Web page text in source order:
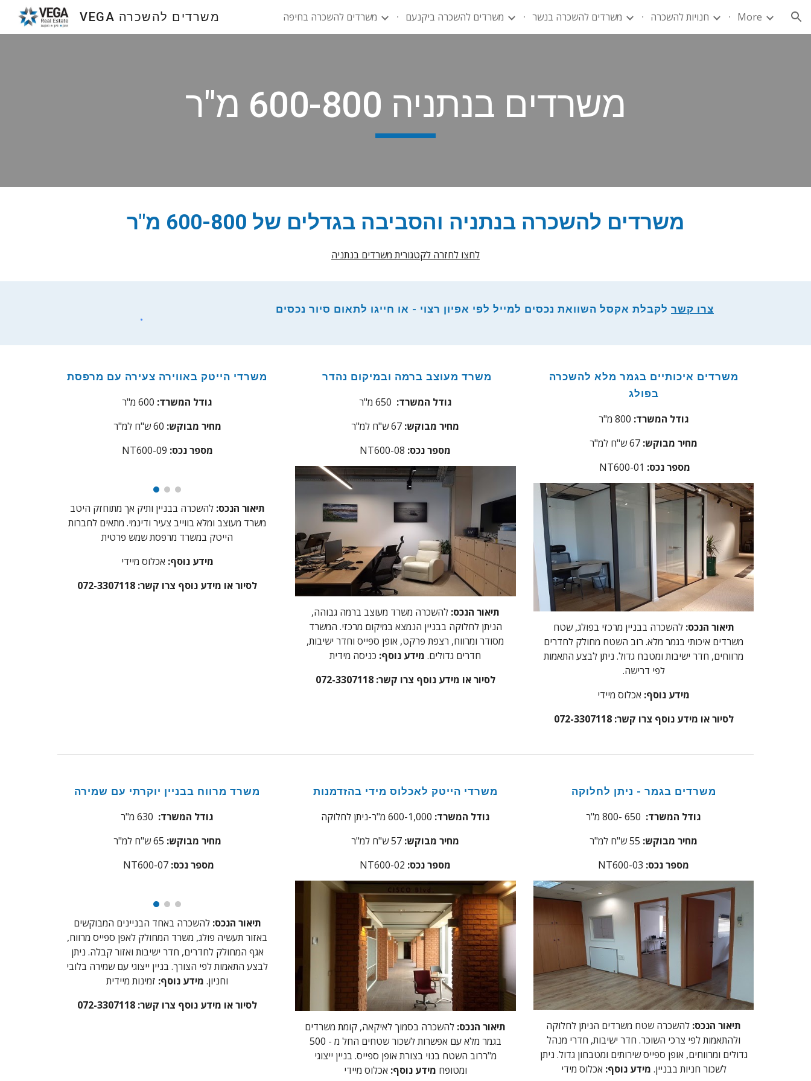
Skip to main content Skip to navigation VEGA משרדים להשכרה משרדים להשכרה בחיפה משרדים להשכרה ביקנעם משרדים להשכרה בנשר חנויות להשכרה More
משרדים בנתניה 600-800 מ"ר
משרדים להשכרה בנתניה והסביבה בגדלים של 600-800 מ"ר
לחצו לחזרה לקטגורית משרדים בנתניה
צרו קשר לקבלת אקסל השוואת נכסים למייל לפי אפיון רצוי - או חייגו לתאום סיור נכסים
משרדי הייטק באווירה צעירה עם מרפסת
גודל המשרד:
מחיר מבוקש: 60ש"ח למ"ר
מספר נכס:
NT600-09
תיאור הנכס:להשכרה בבניין ותיק אך מתוחזק היטב
משרד מעוצב ומלא בווייב צעיר ודינמי. מתאים לחברות
הייטק במשרד מרפסת שמש פרטית
מידע נוסף: אכלוס מיידי
לסיור או מידע נוסף צרו קשר: 072-3307118
משרד מעוצב ברמה ובמיקום נהדר
גודל המשרד:
מחיר מבוקש: 67ש"ח למ"ר
מספר נכס: NT600-08
תיאור הנכס:להשכרה משרד מעוצב ברמה גבוהה,
הניתן לחלוקה בבניין הנמצא במיקום מרכזי. המשרד
מסודר ומרווח, רצפת פרקט, אופן ספייס וחדר ישיבות,
חדרים גדולים. מידע נוסף: כניסה מידית
לסיור או מידע נוסף צרו קשר: 072-3307118
משרדים איכותיים בגמר מלא להשכרה
בפולג
גודל המשרד:
מחיר מבוקש:
67 ש"ח למ"ר
מספר נכס: NT600-01
תיאור הנכס:להשכרה בבניין מרכזי בפולג, שטח
משרדים איכותי בגמר מלא. רוב השטח מחולק לחדרים
מרווחים, חדר ישיבות ומטבח גדול. ניתן לבצע התאמות
לפי דרישה.
מידע נוסף: אכלוס מיידי
לסיור או מידע נוסף צרו קשר: 072-3307118
משרד מרווח בבניין יוקרתי עם שמירה
גודל המשרד:
מחיר מבוקש: 65ש"ח למ"ר
מספר נכס:
NT600-07
תיאור הנכס:להשכרה באחד הבניינים המבוקשים
באזור תעשיה פולג, משרד המחולק לאפן ספייס מרווח,
אגף המחולק לחדרים, חדר ישיבות ואזור קבלה. ניתן
לבצע התאמות לפי הצורך. בניין ייצוגי עם שמירה בלובי
וחניון. מידע נוסף: זמינות מיידית
לסיור או מידע נוסף צרו קשר: 072-3307118
משרדי הייטק לאכלוס מידי בהזדמנות
גודל המשרד:
מחיר מבוקש:
57 ש"ח למ"ר
מספר נכס:
NT600-02
תיאור הנכס: להשכרה בסמוך לאיקאה, קומת משרדים
בגמר מלא עם אפשרות לשכור שטחים החל מ - 500
מ"ררוב השטח בנוי בצורת אופן ספייס. בניין ייצוגי
ומטופח מידע נוסף: אכלוס מיידי
משרדים בגמר - ניתן לחלוקה
גודל המשרד:
מחיר מבוקש: 55ש"ח למ"ר
מספר נכס:
NT600-03
תיאור הנכס: להשכרה שטח משרדים הניתן לחלוקה
ולהתאמות לפי צרכי השוכר. חדר ישיבות, חדרי מנהל
גדולים ומרווחים, אופן ספייס שירותים ומטבחון גדול. ניתן
לשכור חניות בבניין. מידע נוסף: אכלוס מידי